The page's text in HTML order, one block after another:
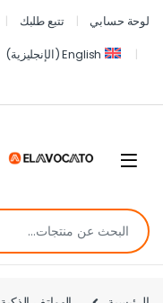
لوحة حسابي تتبع طلبك
English
(الإنجليزية)